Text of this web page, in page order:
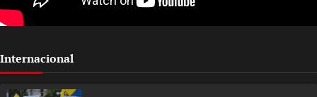
Internacional